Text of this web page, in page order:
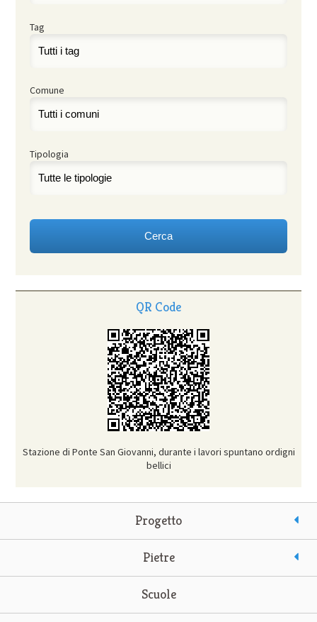
Tag
Comune
Tipologia
QR Code
Stazione di Ponte San Giovanni, durante i lavori spuntano ordigni
bellici
Progetto
Pietre
Scuole